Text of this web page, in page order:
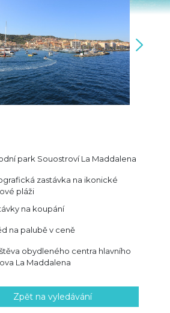
park Souostroví La Maddalena
zastávka na ikonické
pláži
na koupání
na palubě v ceně
obydleného centra hlavního
La Maddalena
Zpět na vyledávání